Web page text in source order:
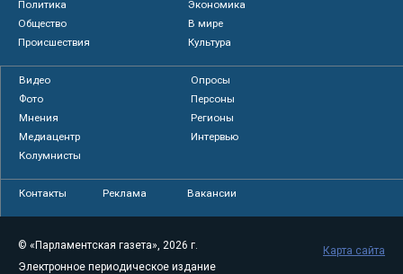
Политика
Экономика
Общество
В мире
Происшествия
Культура
Видео
Опросы
Фото
Персоны
Мнения
Регионы
Медиацентр
Интервью
Колумнисты
Контакты Реклама Вакансии
© «Парламентская газета», 2026 г.
Электронное периодическое издание
Карта сайта